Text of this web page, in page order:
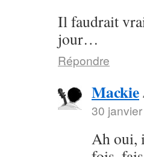
Il faudrait
jour…
Répondre
Mackie
30
Ah oui,